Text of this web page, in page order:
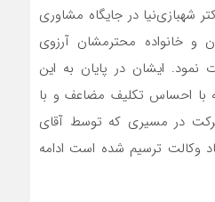
شهبازی‌نیا در جایگاه مشاوری
و خانواده محترمشان آرزوی
نمود. ایشان در پایان به این
با احساس تکلیف مضاعف و با
در مسیری که توسط آقای
وکالت ترسیم شده است ادامه